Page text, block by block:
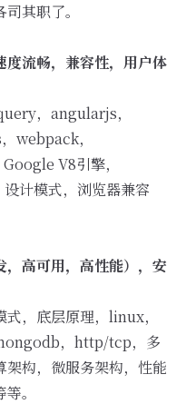
其职了。
度流畅，兼容性，用户体
，angularjs，
webpack，
V8引擎，
计模式，浏览器兼容
高可用，高性能），安
，底层原理，linux，
，http/tcp，多
构，微服务架构，性能
。